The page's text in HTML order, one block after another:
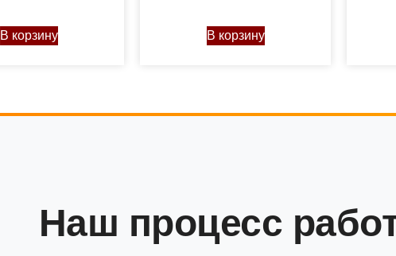
В корзину В корзину
Наш процесс